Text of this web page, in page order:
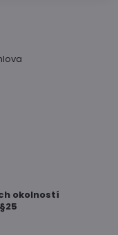
okolností